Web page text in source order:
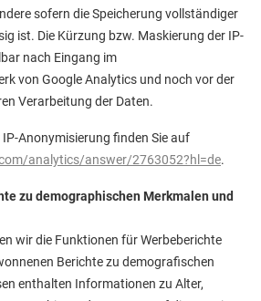
sofern die Speicherung vollständiger
ist. Die Kürzung bzw. Maskierung der IP-
nach Eingang im
von Google Analytics und noch vor der
Verarbeitung der Daten.
Anonymisierung finden Sie auf
analytics/answer/2763052?hl=de.
zu demographischen Merkmalen und
wir die Funktionen für Werbeberichte
Berichte zu demografischen
enthalten Informationen zu Alter,